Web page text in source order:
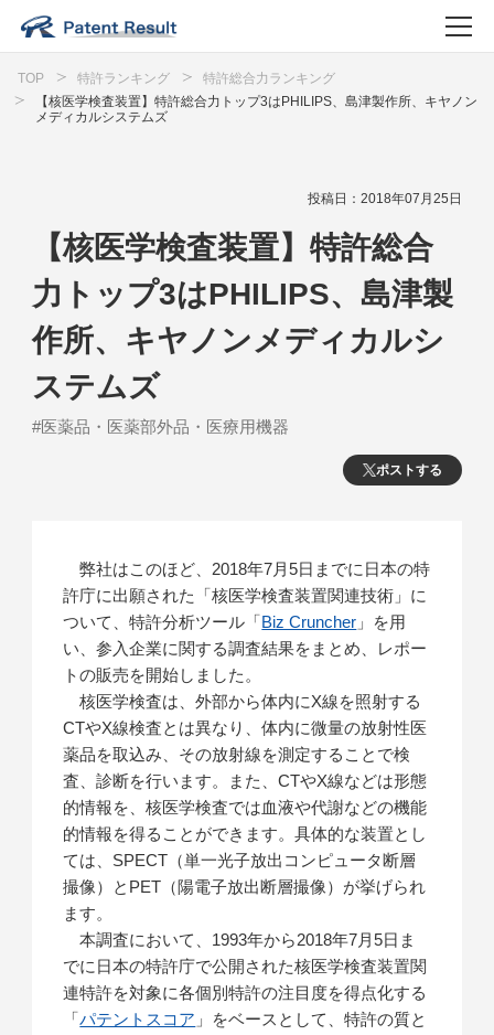
TOP 特許ランキング
特許総合力ランキング
【核医学検査装置】特許総合力トップ3はPHILIPS、島津製作所、キヤノン
メディカルシステムズ
投稿日：2018年07月25日
ポストする
【核医学検査装置】特許総合
力トップ3はPHILIPS、島津製
作所、キヤノンメディカルシ
ステムズ
#医薬品・医薬部外品・医療用機器
弊社はこのほど、2018年7月5日までに日本の特
許庁に出願された「核医学検査装置関連技術」に
ついて、特許分析ツール「Biz Cruncher 」を用
い、参入企業に関する調査結果をまとめ、レポー
トの販売を開始しました。
核医学検査は、外部から体内にX線を照射する
CTやX線検査とは異なり、体内に微量の放射性医
薬品を取込み、その放射線を測定することで検
査、診断を行います。また、CTやX線などは形態
的情報を、核医学検査では血液や代謝などの機能
的情報を得ることができます。具体的な装置とし
ては、SPECT（単一光子放出コンピュータ断層
撮像）とPET（陽電子放出断層撮像）が挙げられ
ます。
本調査において、1993年から2018年7月5日ま
でに日本の特許庁で公開された核医学検査装置関
連特許を対象に各個別特許の注目度を得点化する
「パテントスコア 」をベースとして、特許の質と